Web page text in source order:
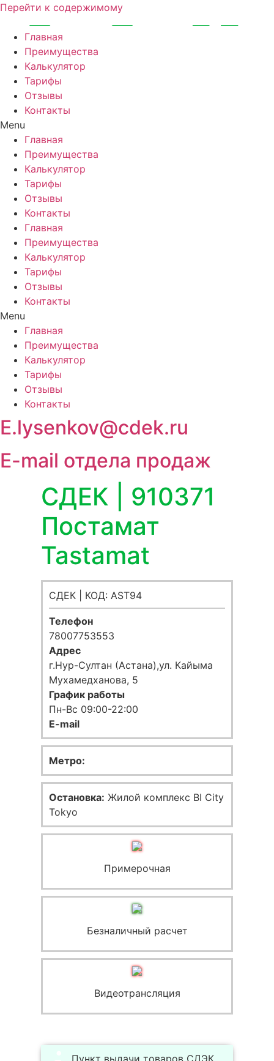
Перейти к содержимому
Главная
Преимущества
Калькулятор
Тарифы
Отзывы
Контакты
Menu
Главная
Преимущества
Калькулятор
Тарифы
Отзывы
Контакты
Главная
Преимущества
Калькулятор
Тарифы
Отзывы
Контакты
Menu
Главная
Преимущества
Калькулятор
Тарифы
Отзывы
Контакты
E.lysenkov@cdek.ru
E-mail отдела продаж
СДЕК | 910371
Постамат
Tastamat
СДЕК | КОД: AST94
Телефон
78007753553
Адрес
г.Нур-Султан (Астана),ул. Кайыма
Мухамедханова, 5
График работы
Пн-Вс 09:00-22:00
E-mail
Метро:
Остановка: Жилой комплекс BI City
Tokyo
Примерочная
Безналичный расчет
Видеотрансляция
Пункт выдачи товаров СДЭК